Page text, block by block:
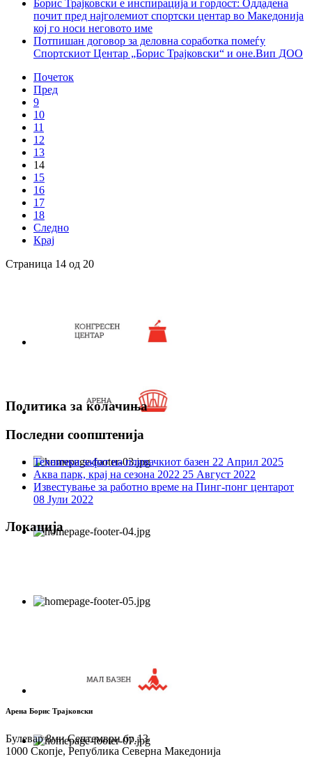
Борис Трајковски е инспирација и гордост: Оддадена
почит пред најголемиот спортски центар во Македонија
кој го носи неговото име
Потпишан договор за деловна соработка помеѓу
Спортскиот Центар „Борис Трајковски“ и оне.Вип ДОО
Почеток
Пред
9
10
11
12
13
14
15
16
17
18
Следно
Крај
Страница 14 од 20
Политика за колачиња
Последни соопштенија
Технички зафат на пливачкиот базен 22 Април 2025
Аква парк, крај на сезона 2022 25 Август 2022
Известување за работно време на Пинг-понг центарот
08 Јули 2022
Локација
Арена Борис Трајковски
Булевар 8ми Септември бр.13
1000 Скопје, Република Северна Македонија